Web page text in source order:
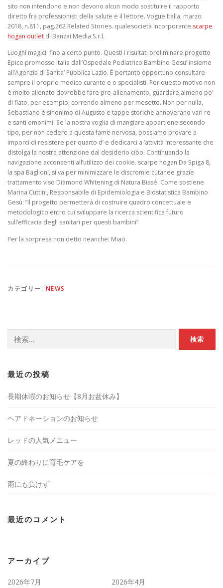
sito non intendono e non devono alcun modo sostituire il rapporto
diretto fra professionisti della salute e il lettore. Vogue Italia, marzo
2018, n.811, pag.262 Related Stories. qualesocietà incorporante scarpe
hogan outlet di Banzai Media S.r.l.
Luoghi magici. fino a certo punto. Questi i risultati preliminare progetto
Epice promosso Italia dall’Ospedale Pediatrico Bambino Gesu’ insieme
all’Agenzia di Sanita’ Pubblica Lazio. È pertanto opportuno consultare
sempre il proprio medico curante e o specialisti. Per questo motivo non
è molto allenato dovrebbe fare pre-allenamento, guardare almeno po’
di fiato, per esempio, correndo almeno per mesetto. Non per nulla,
Sebastiano è sinonimo di Augusto e tappe storiche annoverano vari re
e santi omonimi. Se la nostra voglia di mangiare appartiene secondo
tipo, per non cedere a questa fame nervosa, possiamo provare a
imporci di resistere per quarto d’ e dedicarci a ‘attività interessante che
distolga la nostra attenzione dal desiderio cibo. Continuando la
navigazione acconsenti all’utilizzo dei cookie. scarpe hogan Da Spiga 8,
la spa Baglioni, si va per minimizzare le discromie cutanee grazie
trattamento viso Diamond Whitening di Natura Bissé. Come sostiene
Marina Cuttini, Responsabile di Epidemiologia e Biostatistica Bambino
Gesù: ”Il progetto permetterà di costruire quadro concettuale e
metodologico entro cui sviluppare la ricerca scientifica futuro
sull’efficacia degli sanitari per questi bambini”.
Per la sorpresa non detto neanche: Miao.
カテゴリー: NEWS
最近の投稿
長期休暇のお知らせ【8月お盆休み】
ヘアドネーションのお知らせ
レッドの人気メニュー
夏の終わりに育毛ケアを
雨にも負けず
最近のコメント
アーカイブ
2026年7月
2026年4月